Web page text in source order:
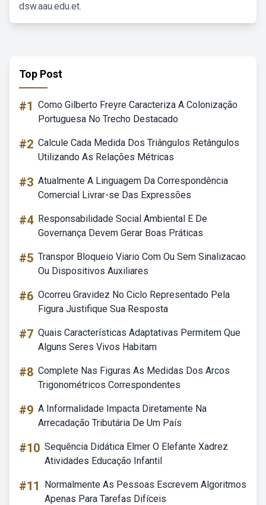
dsw.aau.edu.et.
Top Post
#1 Como Gilberto Freyre Caracteriza A Colonização
Portuguesa No Trecho Destacado
#2 Calcule Cada Medida Dos Triângulos Retângulos
Utilizando As Relações Métricas
#3 Atualmente A Linguagem Da Correspondência
Comercial Livrar-se Das Expressões
#4 Responsabilidade Social Ambiental E De
Governança Devem Gerar Boas Práticas
#5 Transpor Bloqueio Viario Com Ou Sem Sinalizacao
Ou Dispositivos Auxiliares
#6 Ocorreu Gravidez No Ciclo Representado Pela
Figura Justifique Sua Resposta
#7 Quais Características Adaptativas Permitem Que
Alguns Seres Vivos Habitam
#8 Complete Nas Figuras As Medidas Dos Arcos
Trigonométricos Correspondentes
#9 A Informalidade Impacta Diretamente Na
Arrecadação Tributária De Um País
#10 Sequência Didática Elmer O Elefante Xadrez
Atividades Educação Infantil
#11
Normalmente As Pessoas Escrevem Algoritmos
Apenas Para Tarefas Difíceis